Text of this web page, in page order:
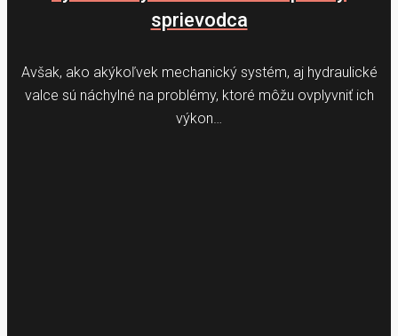
sprievodca
Avšak, ako akýkoľvek mechanický systém, aj hydraulické
valce sú náchylné na problémy, ktoré môžu ovplyvniť ich
výkon…